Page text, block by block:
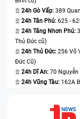
24h Gò Vấp: 389
24h Tân Phú: 625 -
24h Tăng Nhơn Phú:
Thủ Đức cũ)
24h Thủ Đức: 256 Võ
Đức Cũ)
24h Dĩ An: 70 Nguyễn
24h Vũng Tàu: 162A